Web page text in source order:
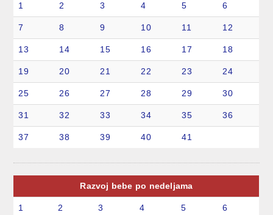
1 2 3 4 5 6
7 8 9 10 11 12
13 14 15 16 17 18
19 20 21 22 23 24
25 26 27 28 29 30
31 32 33 34 35 36
37 38 39 40 41
Razvoj bebe po nedeljama
1 2 3 4 5 6